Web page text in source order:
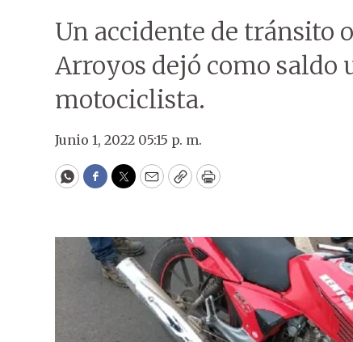
Un accidente de tránsito
Arroyos dejó como saldo
motociclista.
Junio 1, 2022 05:15 p. m.
WhatsApp
Facebook
Twitter
EmailCopyPrint